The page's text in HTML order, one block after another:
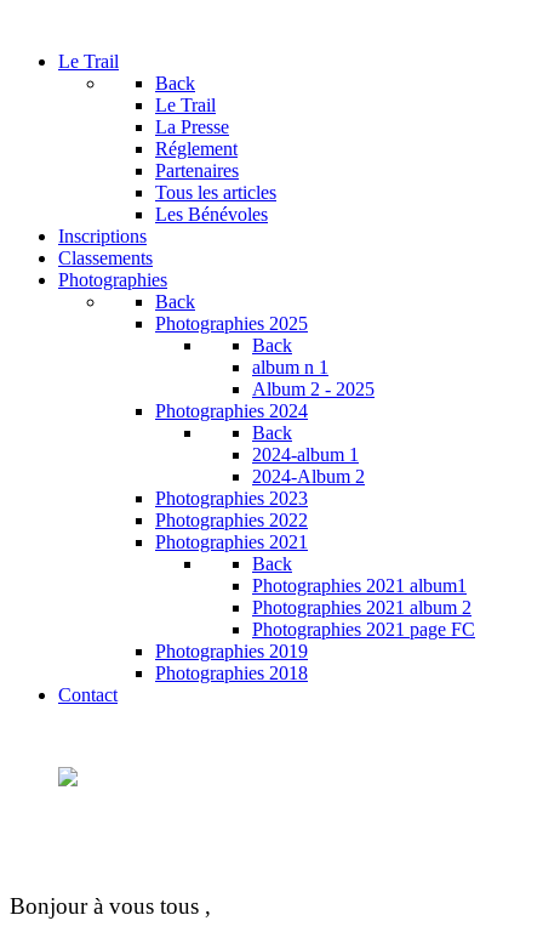
Le Trail
Back
Le Trail
La Presse
Réglement
Partenaires
Tous les articles
Les Bénévoles
Inscriptions
Classements
Photographies
Back
Photographies 2025
Back
album n 1
Album 2 - 2025
Photographies 2024
Back
2024-album 1
2024-Album 2
Photographies 2023
Photographies 2022
Photographies 2021
Back
Photographies 2021 album1
Photographies 2021 album 2
Photographies 2021 page FC
Photographies 2019
Photographies 2018
Contact
Bonjour à vous tous ,